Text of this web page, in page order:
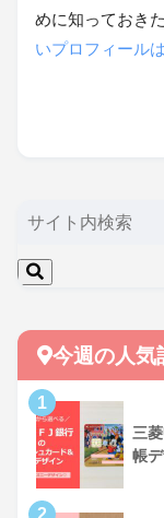
めに知っておき
いプロフィール
今週の人気
三
帳